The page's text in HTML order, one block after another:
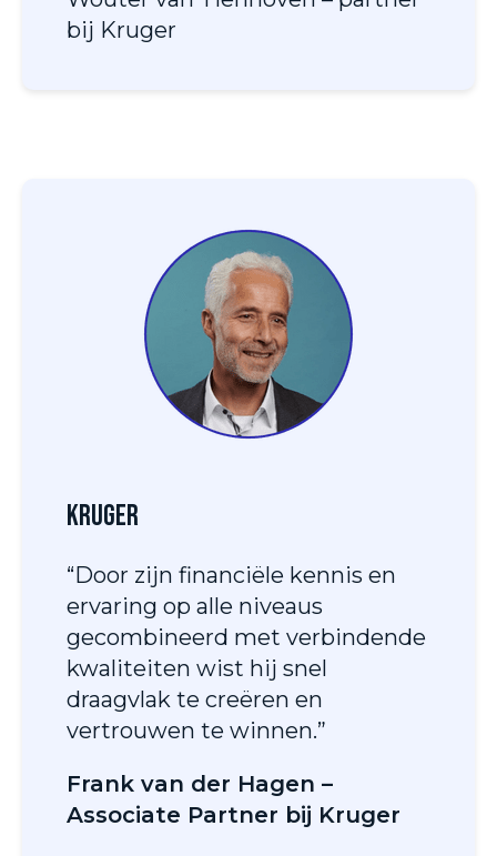
bij Kruger
Kruger
“Door zijn financiële kennis en
ervaring op alle niveaus
gecombineerd met verbindende
kwaliteiten wist hij snel
draagvlak te creëren en
vertrouwen te winnen.”
Frank van der Hagen –
Associate Partner bij Kruger